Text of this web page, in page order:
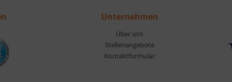
Unternehmen
Über uns
Stellenangebote
Kontaktformular